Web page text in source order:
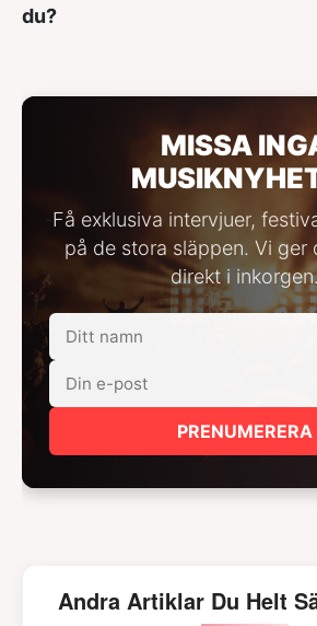
du?
MISSA
Få exklusiva intervjuer,
på de stora släppen. Vi ger
direkt i inkorgen.
PRENUMERERA
Andra Artiklar Du Helt